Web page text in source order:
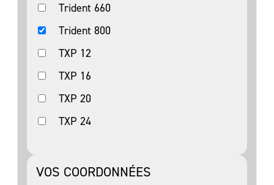
Trident 660
Trident 800
TXP 12
TXP 16
TXP 20
TXP 24
VOS COORDONNÉES